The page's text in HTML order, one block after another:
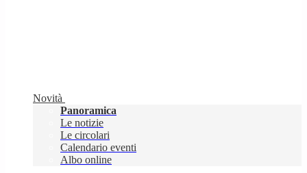
Novità
Panoramica
Le notizie
Le circolari
Calendario eventi
Albo online